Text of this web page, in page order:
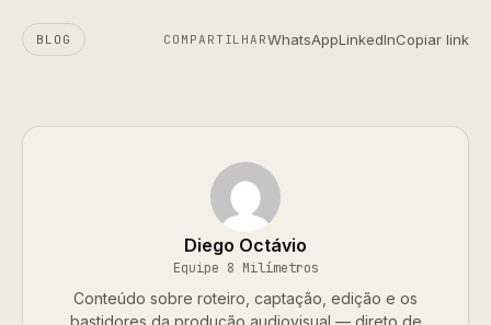
BLOG COMPARTILHARWhatsAppLinkedInCopiar link
Diego Octávio
Equipe 8 Milímetros
Conteúdo sobre roteiro, captação, edição e os
bastidores da produção audiovisual — direto de